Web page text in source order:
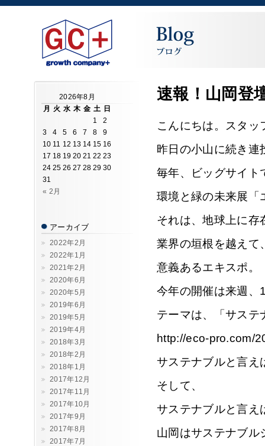
2026年8月
月
火 水 木 金 土 日
« 2月
1
2
3
4 5 6 7 8
9
10 11 12 13 14 15 16
17 18 19 20 21 22 23
24 25 26 27 28 29 30
31
アーカイブ
2022年2月
2022年1月
2021年2月
2020年6月
2020年5月
2019年6月
2019年5月
2019年4月
2018年3月
2018年2月
2018年1月
2017年12月
2017年11月
2017年10月
2017年9月
2017年8月
2017年7月
速報！山岡登
こんにちは。スタッ
昨日の小山に続き連
毎年、ビッグサイト
環境と緑の未来展「
それは、地球上に存
業界の垣根を越えて
意義あるエキスポ。
今年の開催は来週、
テーマは、「サステ
http://eco-pro.com/
サステナブルと言え
そして、
サステナブルと言え
山岡はサステナブル